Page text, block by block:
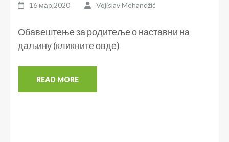
16 мар,2020 Vojislav Mehandžić
Обавештење за родитеље о наставни на
даљину (кликните овде)
READ MORE